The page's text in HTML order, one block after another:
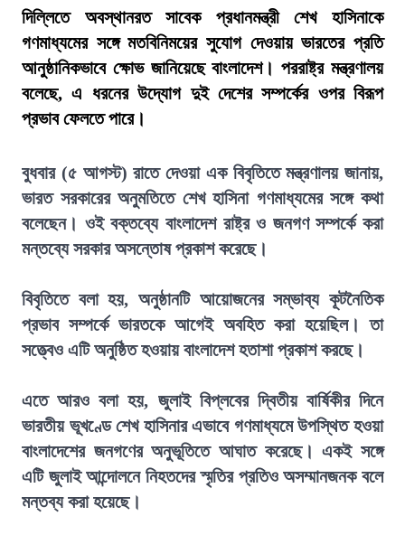
দিল্লিতে অবস্থানরত সাবেক প্রধানমন্ত্রী শেখ হাসিনাকে
গণমাধ্যমের সঙ্গে মতবিনিময়ের সুযোগ দেওয়ায় ভারতের প্রতি
আনুষ্ঠানিকভাবে ক্ষোভ জানিয়েছে বাংলাদেশ। পররাষ্ট্র মন্ত্রণালয়
বলেছে, এ ধরনের উদ্যোগ দুই দেশের সম্পর্কের ওপর বিরূপ
প্রভাব ফেলতে পারে।
বুধবার (৫ আগস্ট) রাতে দেওয়া এক বিবৃতিতে মন্ত্রণালয় জানায়,
ভারত সরকারের অনুমতিতে শেখ হাসিনা গণমাধ্যমের সঙ্গে কথা
বলেছেন। ওই বক্তব্যে বাংলাদেশ রাষ্ট্র ও জনগণ সম্পর্কে করা
মন্তব্যে সরকার অসন্তোষ প্রকাশ করেছে।
বিবৃতিতে বলা হয়, অনুষ্ঠানটি আয়োজনের সম্ভাব্য কূটনৈতিক
প্রভাব সম্পর্কে ভারতকে আগেই অবহিত করা হয়েছিল। তা
সত্ত্বেও এটি অনুষ্ঠিত হওয়ায় বাংলাদেশ হতাশা প্রকাশ করছে।
এতে আরও বলা হয়, জুলাই বিপ্লবের দ্বিতীয় বার্ষিকীর দিনে
ভারতীয় ভূখণ্ডে শেখ হাসিনার এভাবে গণমাধ্যমে উপস্থিত হওয়া
বাংলাদেশের জনগণের অনুভূতিতে আঘাত করেছে। একই সঙ্গে
এটি জুলাই আন্দোলনে নিহতদের স্মৃতির প্রতিও অসম্মানজনক বলে
মন্তব্য করা হয়েছে।